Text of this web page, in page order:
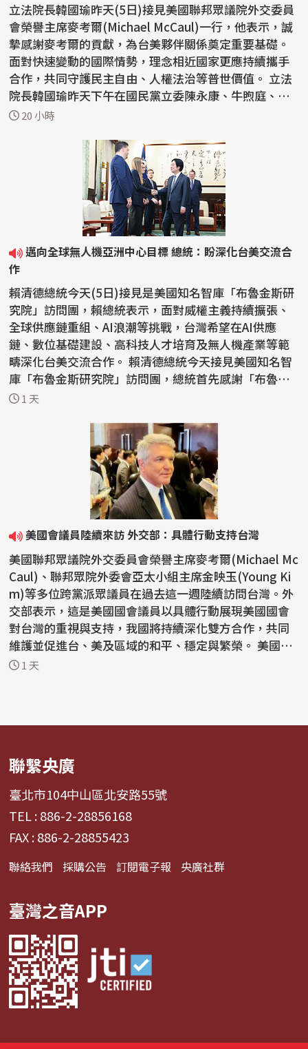
立法院長韓國瑜昨天(5日)接見美國聯邦眾議院外交委員
會榮譽主席麥考爾(Michael McCaul)一行，他表示，誠
摯感謝麥考爾的貢獻，為台美夥伴關係奠定重要基礎。
面對快速變動的國際情勢，理念相近國家更應持續攜手
合作，共同守護民主自由、人權法治等普世價值。 立法
院長韓國瑜昨天下午在國民黨立委陳永康、牛煦庭、徐
巧芯...
20 小時
邁向全球無人機亞洲中心目標 總統：盼深化台美交流合
作
賴清德總統今天(5日)接見是美國知名智庫「布魯金斯研
究院」訪問團，賴總統表示，面對威權主義持續擴張、
全球供應鏈重組、AI浪潮等挑戰，台灣希望在AI供應
鏈、數位基礎建設、高科技人才培育及無人機產業等範
疇深化台美交流合作。 賴清德總統今天接見美國知名智
庫「布魯金斯研究院」訪問團，總統首先感謝「布魯金
斯研究...
1 天
美國會議員陸續來訪 外交部：具體行動支持台灣
美國聯邦眾議院外交委員會榮譽主席麥考爾(Michael Mc
Caul)、聯邦眾院外委會亞太小組主席金映玉(Young Ki
m)等多位跨黨派眾議員在過去這一週陸續訪問台灣。外
交部表示，這是美國國會議員以具體行動展現美國國會
對台灣的重視與支持，我國將持續深化雙方合作，共同
維護並促進台、美及區域的和平、穩定與繁榮。 美國聯
邦眾...
1 天
聯繫央廣
臺北市104中山區北安路55號
TEL : 886-2-28856168
FAX : 886-2-28855423
聯絡我們 採購公告 訂閱電子報 央廣社群
臺灣之音APP